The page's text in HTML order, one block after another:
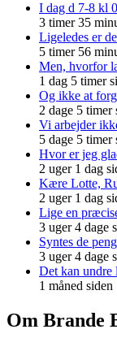
I dag d 7-8 kl
3 timer 35
Ligeledes er
5 timer 56
Men, hvorfor
1 dag 5 timer
Og ikke at
2 dage 5 timer
Vi arbejder
5 dage 5 timer
Hvor er jeg
2 uger 1 dag
Kære Lotte,
2 uger 1 dag
Lige en
3 uger 4 dage
Syntes de
3 uger 4 dage
Det kan
1 måned siden
Om Brande